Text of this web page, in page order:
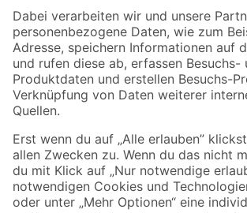
Zahlungsarten Versandarten
Sicher einkaufen
Jetzt die toom-App herunterladen